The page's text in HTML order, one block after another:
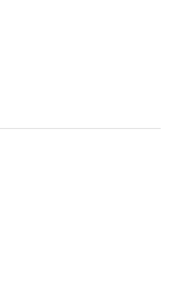
ก ISMED ได้รับการ
นา SMEs เช่น
นสลากกินแบ่ง
กรไทย ธนาคาร
และขนาดย่อมแห่ง